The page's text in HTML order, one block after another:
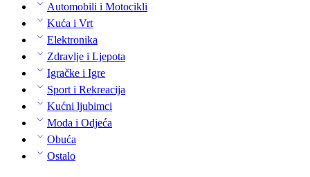
Automobili i Motocikli
Kuća i Vrt
Elektronika
Zdravlje i Ljepota
Igračke i Igre
Sport i Rekreacija
Kućni ljubimci
Moda i Odjeća
Obuća
Ostalo